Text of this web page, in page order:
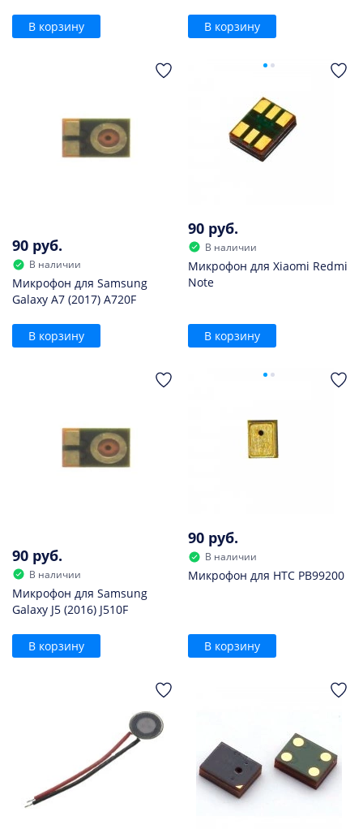
В корзину В корзину
90 руб.
В наличии
Микрофон для Samsung
Galaxy A7 (2017) A720F
В корзину
90 руб.
В наличии
Микрофон для Xiaomi Redmi
Note
В корзину
90 руб.
В наличии
Микрофон для Samsung
Galaxy J5 (2016) J510F
В корзину
90 руб.
В наличии
Микрофон для HTC PB99200
В корзину